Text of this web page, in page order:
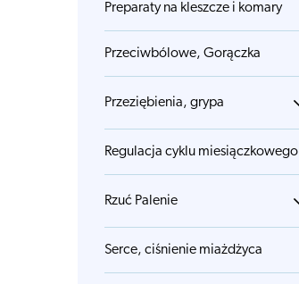
Preparaty na kleszcze i komary
Przeciwbólowe, Gorączka
Przeziębienia, grypa
Regulacja cyklu miesiączkowego
Rzuć Palenie
Serce, ciśnienie miażdżyca